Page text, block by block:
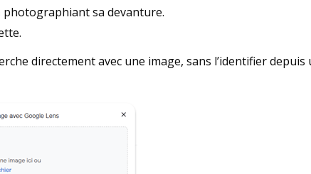
sa devanture.
directement avec une image, sans l’identifier depuis